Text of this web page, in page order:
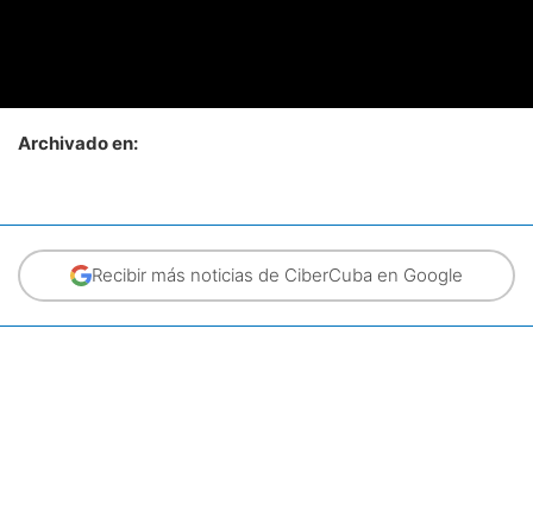
Archivado en:
Recibir más noticias de CiberCuba en Google